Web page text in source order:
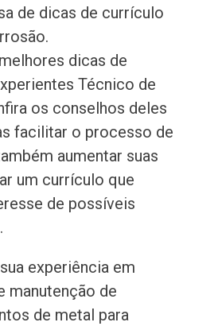
de dicas de currículo
dicas de
Técnico de
os conselhos deles
facilitar o processo de
aumentar suas
um currículo que
de possíveis
experiência em
manutenção de
de metal para